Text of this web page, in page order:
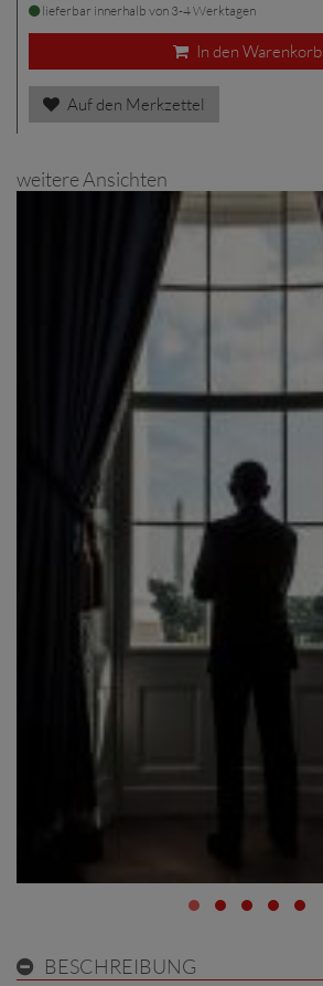
lieferbar innerhalb von 3-4 Werktagen
In den Warenkorb
Auf den Merkzettel
weitere Ansichten
BESCHREIBUNG